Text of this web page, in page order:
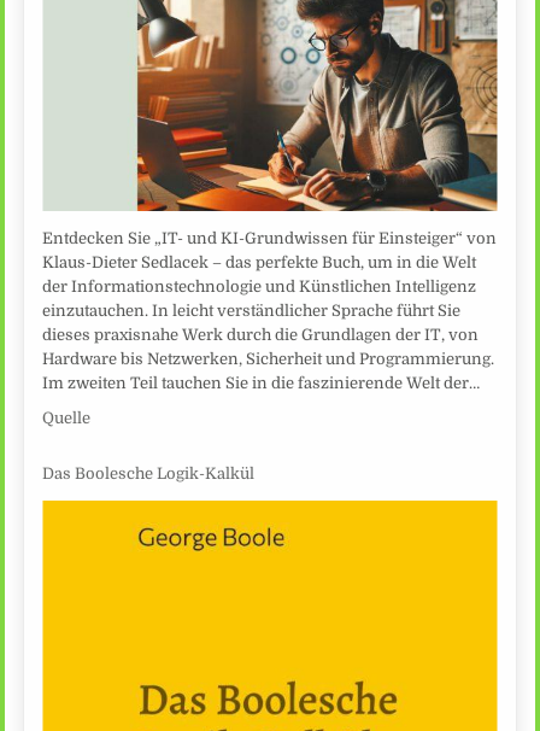
Entdecken Sie „IT- und KI-Grundwissen für Einsteiger“ von
Klaus-Dieter Sedlacek – das perfekte Buch, um in die Welt
der Informationstechnologie und Künstlichen Intelligenz
einzutauchen. In leicht verständlicher Sprache führt Sie
dieses praxisnahe Werk durch die Grundlagen der IT, von
Hardware bis Netzwerken, Sicherheit und Programmierung.
Im zweiten Teil tauchen Sie in die faszinierende Welt der…
Quelle
Das Boolesche Logik-Kalkül